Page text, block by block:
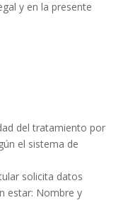
y en la presente
del tratamiento por
el sistema de
solicita datos
estar: Nombre y